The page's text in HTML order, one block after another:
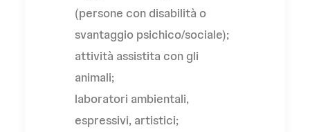
(persone con disabilità o
svantaggio psichico/sociale);
attività assistita con gli
animali;
laboratori ambientali,
espressivi, artistici;